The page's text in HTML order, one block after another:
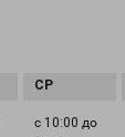
с 10:00 до